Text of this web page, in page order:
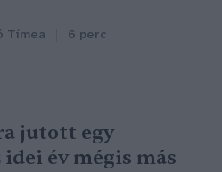
Tímea 6 perc
jutott egy
idei év mégis más